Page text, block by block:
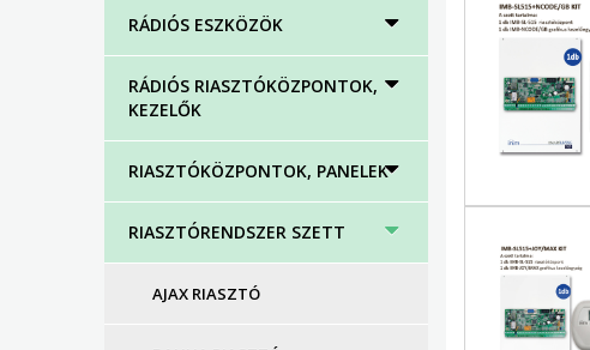
RÁDIÓS ESZKÖZÖK
RÁDIÓS RIASZTÓKÖZPONTOK,
KEZELŐK
RIASZTÓKÖZPONTOK, PANELEK
RIASZTÓRENDSZER SZETT
AJAX RIASZTÓ